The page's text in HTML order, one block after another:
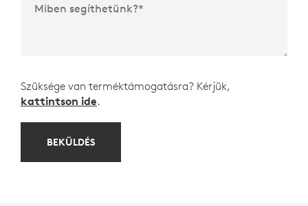
Miben segíthetünk?*
Szüksége van terméktámogatásra? Kérjük,
kattintson ide.
BEKÜLDÉS